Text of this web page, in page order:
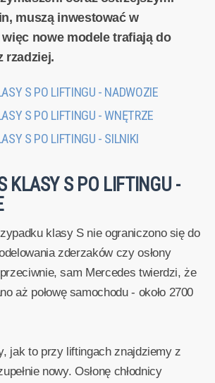
muszą inwestować w
nowe modele trafiają do
rzadziej.
S PO LIFTINGU - NADWOZIE
S PO LIFTINGU - WNĘTRZE
S PO LIFTINGU - SILNIKI
KLASY S PO LIFTINGU -
klasy S nie ograniczono się do
zderzaków czy osłony
sam Mercedes twierdzi, że
aż połowę samochodu - około 2700
jak to przy liftingach znajdziemy z
nowy. Osłonę chłodnicy